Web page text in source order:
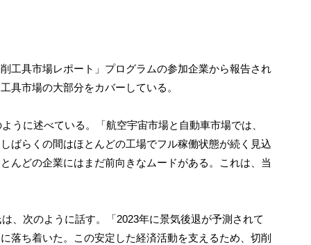
工具市場レポート」プログラムの参加企業から報告され
具市場の大部分をカバーしている。
うに述べている。「航空宇宙市場と自動車市場では、
ばらくの間はほとんどの工場でフル稼働状態が続く見込
んどの企業にはまだ前向きなムードがある。これは、当
、次のように話す。「2023年に景気後退が予測されて
落ち着いた。この安定した経済活動を支えるため、切削